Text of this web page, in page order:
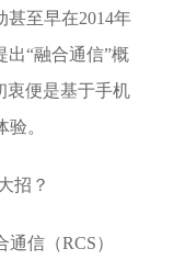
甚至早在2014年
出“融合通信”概
便是基于手机
。
信（RCS）